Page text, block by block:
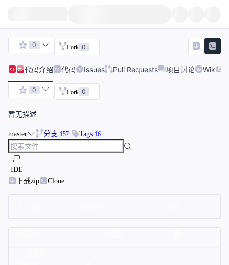
0 Fork 0
代码介绍 代码 Issues Pull Requests 项目讨论 Wiki
0 Fork 0
暂无描述
master 分支 157 Tags 16
IDE
下载zip
Clone